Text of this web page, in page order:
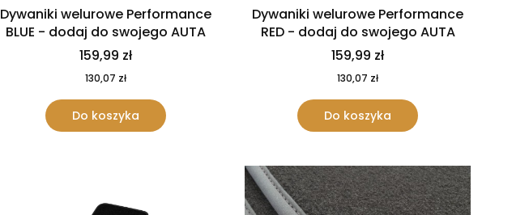
Dywaniki welurowe Performance
BLUE - dodaj do swojego AUTA
159,99 zł
130,07 zł
Do koszyka
Dywaniki welurowe Performance
RED - dodaj do swojego AUTA
159,99 zł
130,07 zł
Do koszyka